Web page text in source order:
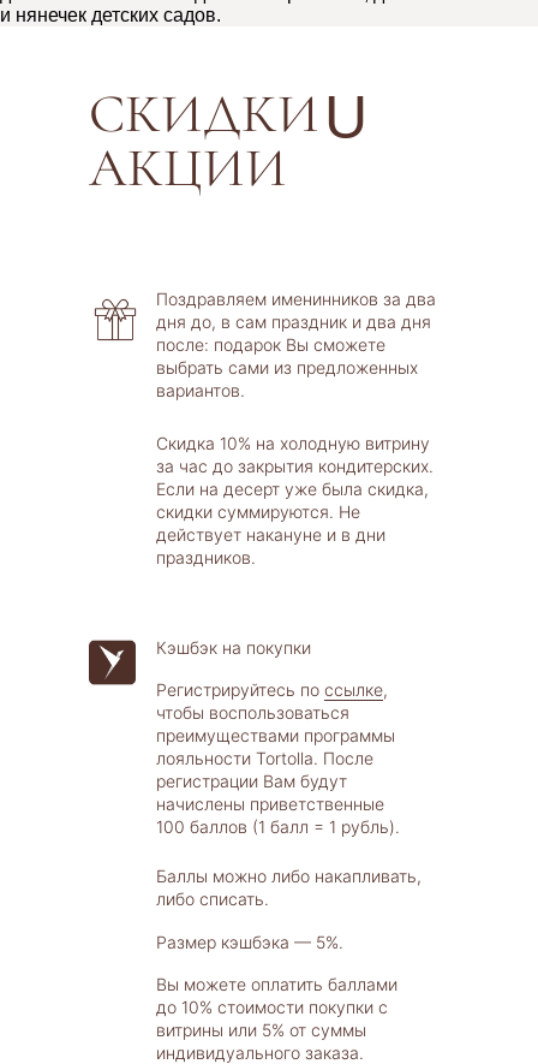
и нянечек детских садов.
СКИДКИИ
АКЦИИ
U
Поздравляем именинников за два
дня до, в сам праздник и два дня
после: подарок Вы сможете
выбрать сами из предложенных
вариантов.
Скидка 10% на холодную витрину
за час до закрытия кондитерских.
Если на десерт уже была скидка,
скидки суммируются. Не
действует накануне и в дни
праздников.
Кэшбэк на покупки
Регистрируйтесь по ссылке,
чтобы воспользоваться
преимуществами программы
лояльности Tortolla. После
регистрации Вам будут
начислены приветственные
100 баллов (1 балл = 1 рубль).
Размер кэшбэка — 5%.
Баллы можно либо накапливать,
либо списать.
Вы можете оплатить баллами
до 10% стоимости покупки с
витрины или 5% от суммы
индивидуального заказа.